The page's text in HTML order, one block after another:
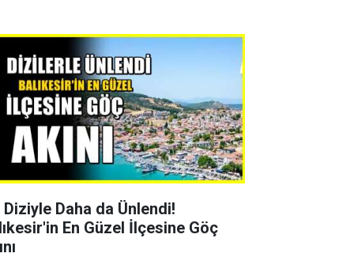
Daha da Ünlendi!
En Güzel İlçesine Göç